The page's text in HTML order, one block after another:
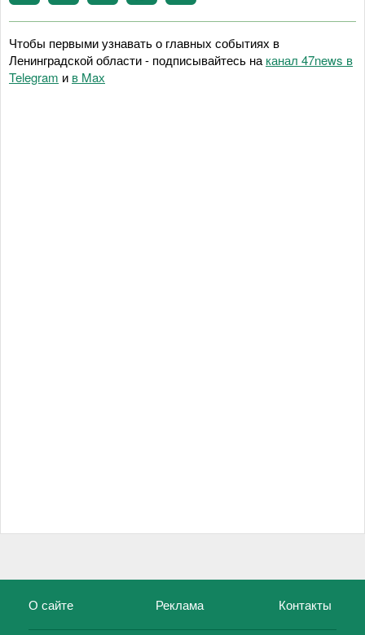
Чтобы первыми узнавать о главных событиях в
Ленинградской области - подписывайтесь на канал 47news в
Telegram и в Maх
О сайте Реклама Контакты